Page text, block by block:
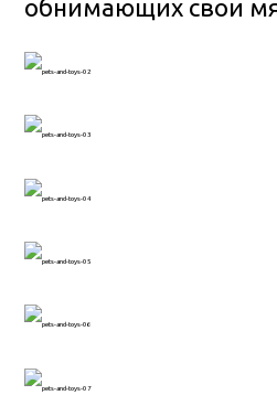
обнимающих свои